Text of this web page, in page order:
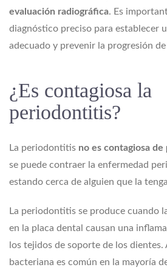
evaluación radiográfica. Es
diagnóstico preciso para establecer
adecuado y prevenir la progresión
¿Es contagiosa la
periodontitis?
La periodontitis no es contagiosa de
se puede contraer la enfermedad
estando cerca de alguien que la
La periodontitis se produce cuando
en la placa dental causan una
los tejidos de soporte de los dientes.
bacteriana es común en la mayoría